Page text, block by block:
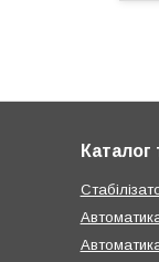
Каталог